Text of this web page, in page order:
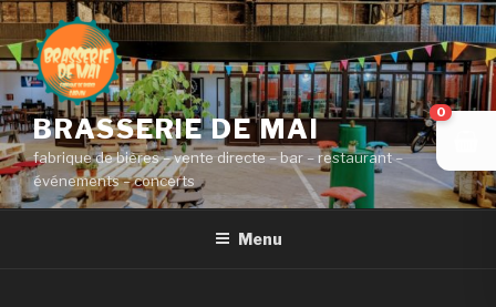
Aller
au
contenu
principal
BRASSERIE DE MAI
fabrique de bières – vente directe – bar – restaurant –
événements – concerts
Menu
0